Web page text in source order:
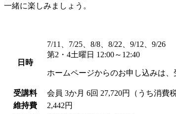
一緒に楽しみましょう。
日時
7/11、7/25、8/8、8/22、9/12、9/26
第2・4土曜日 12:00～12:40
ホームページからのお申し込みは、
受講料 会員 3か月 6回 27,720円（うち消費
維持費
2,442円